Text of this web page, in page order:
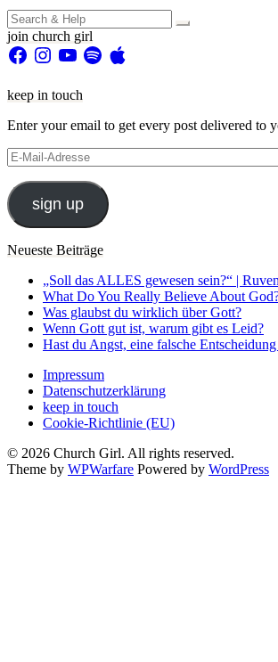
Search
for:
join church girl
FacebookInstagram
YouTubeSpotifyApple
keep in touch
Enter your email to get every post delivered to
E-
Mail-
Adresse
sign up
Neueste Beiträge
„Soll das ALLES gewesen sein?“ |
What Do You Really Believe About
Was glaubst du wirklich über Gott?
Wenn Gott gut ist, warum gibt es Leid?
Hast du Angst, eine falsche
Impressum
Datenschutzerklärung
keep in touch
Cookie-Richtlinie (EU)
© 2026 Church Girl. All rights reserved.
Theme by WPWarfare Powered by WordPress